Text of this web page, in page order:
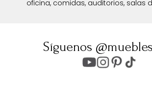
oficina, comidas, auditorios, salas
Síguenos